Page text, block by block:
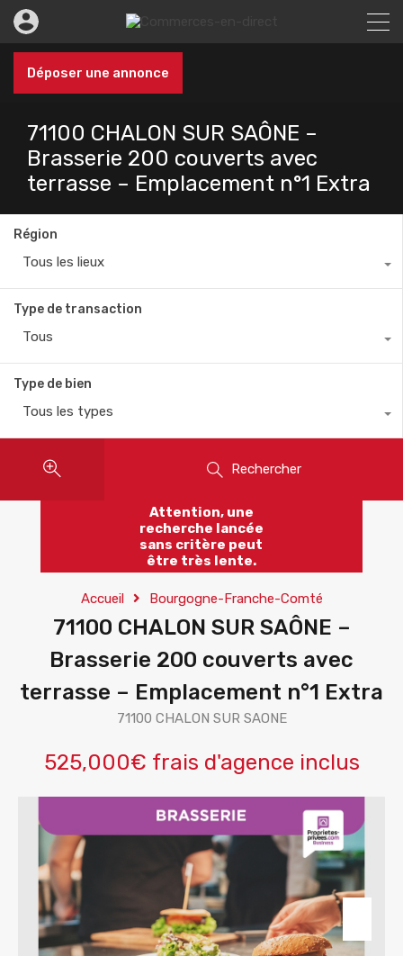
Déposer une annonce
71100 CHALON SUR SAÔNE –
Brasserie 200 couverts avec
terrasse – Emplacement n°1 Extra
Région
Tous les lieux
Type de transaction
Tous
Type de bien
Tous les types
Rechercher
Attention, une
recherche lancée
sans critère peut
être très lente.
Accueil Bourgogne-Franche-Comté
71100 CHALON SUR SAÔNE –
Brasserie 200 couverts avec
terrasse – Emplacement n°1 Extra
71100 CHALON SUR SAONE
525,000€ frais d'agence inclus